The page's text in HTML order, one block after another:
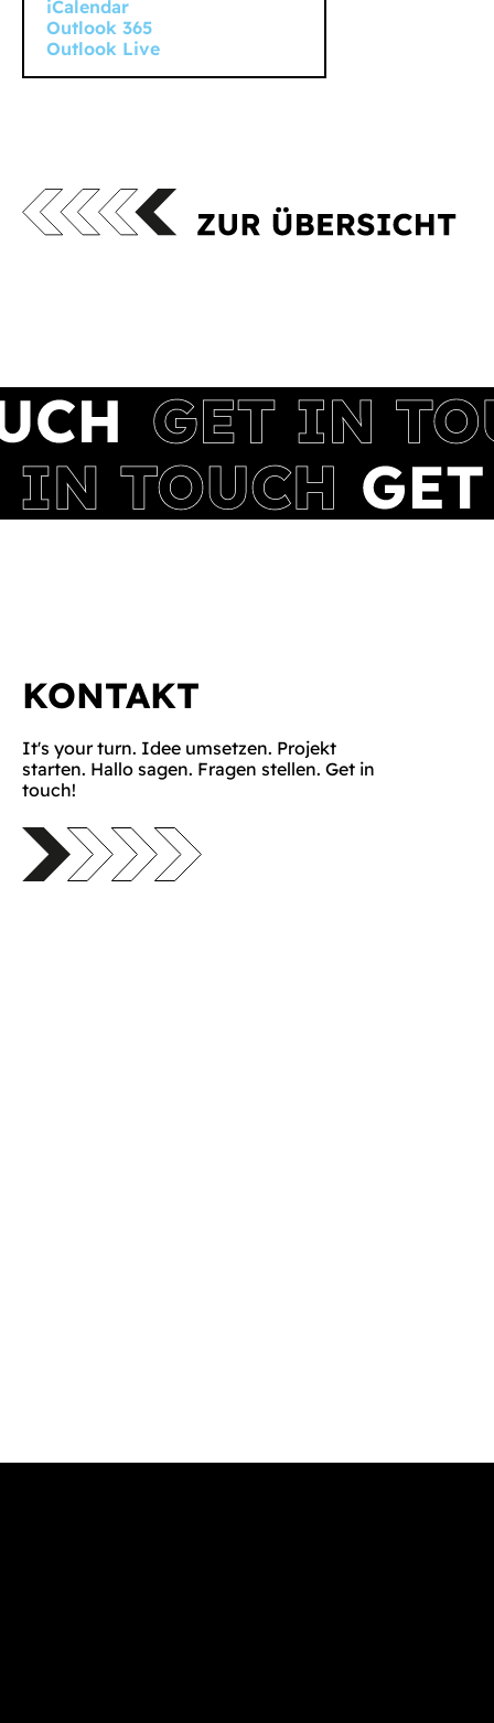
iCalendar
Outlook 365
Outlook Live
KONTAKT
It's your turn. Idee umsetzen. Projekt
starten. Hallo sagen. Fragen stellen. Get in
touch!